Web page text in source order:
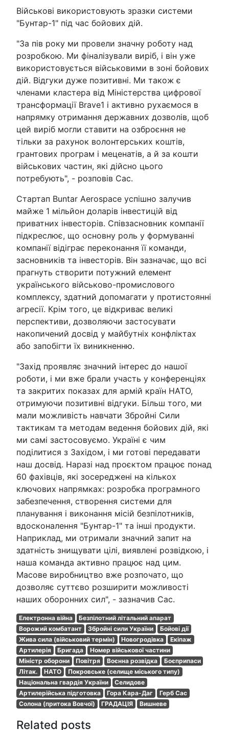
Військові використовують зразки системи
"Бунтар-1" під час бойових дій.
"За пів року ми провели значну роботу над
розробкою. Ми фіналізували виріб, і він уже
використовується військовими в зоні бойових
дій. Відгуки дуже позитивні. Ми також є
членами кластера від Міністерства цифрової
трансформації Brave1 і активно рухаємося в
напрямку отримання державних дозволів, щоб
цей виріб могли ставити на озброєння не
тільки за рахунок волонтерських коштів,
грантових програм і меценатів, а й за кошти
військових частин, які дійсно цього
потребують", - розповів Сас.
Стартап Buntar Aerospace успішно залучив
майже 1 мільйон доларів інвестицій від
приватних інвесторів. Співзасновник компанії
підкреслює, що основну роль у формуванні
компанії відіграє переконання її команди,
засновників та інвесторів. Він зазначає, що всі
прагнуть створити потужний елемент
українського військово-промислового
комплексу, здатний допомагати у протистоянні
агресії. Крім того, це відкриває великі
перспективи, дозволяючи застосувати
накопичений досвід у майбутніх конфліктах
або запобігти їх виникненню.
"Захід проявляє значний інтерес до нашої
роботи, і ми вже брали участь у конференціях
та закритих показах для армій країн НАТО,
отримуючи позитивні відгуки. Більш того, ми
мали можливість навчати Збройні Сили
тактикам та методам ведення бойових дій, які
ми самі застосовуємо. Україні є чим
поділитися з Західом, і ми готові передавати
наш досвід. Наразі над проєктом працює понад
60 фахівців, які зосереджені на кількох
ключових напрямках: розробка програмного
забезпечення, створення системи для
планування і виконання місій безпілотників,
вдосконалення "Бунтар-1" та інші продукти.
Наприклад, ми отримали значний запит на
здатність знищувати цілі, виявлені розвідкою, і
наша команда активно працює над цим.
Масове виробництво вже розпочато, що
дозволяє суттєво розширити можливості
наших оборонних сил", - зазначив Сас.
Електронна війна
Безпілотний літальний апарат
Ворожий комбатант
Збройні сили України
Бойові дії
Жива сила (військовий термін)
Новогродівка
Екіпаж
Артилерія
Бригада
Номер військової частини
Міністр оборони
Повітря Воєнна розвідка
Боєприпаси
Літак.
НАТО
Покровське (селище міського типу)
Національна гвардія України
Селидове
Артилерійська підготовка
Гора Кара-Даг
Герб Сас
Солона (притока Вовчої)
ГРАДАЦІЯ Вишневе
Related posts